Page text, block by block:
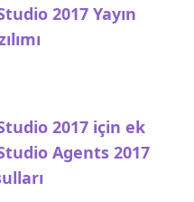
2017 Yayın
2017 için ek
Agents 2017